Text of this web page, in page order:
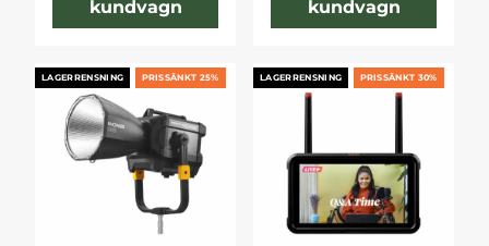
kundvagn
kundvagn
LAGERRENSNING PRISSÄNKT 25% LAGERRENSNING PRISSÄNKT 30%